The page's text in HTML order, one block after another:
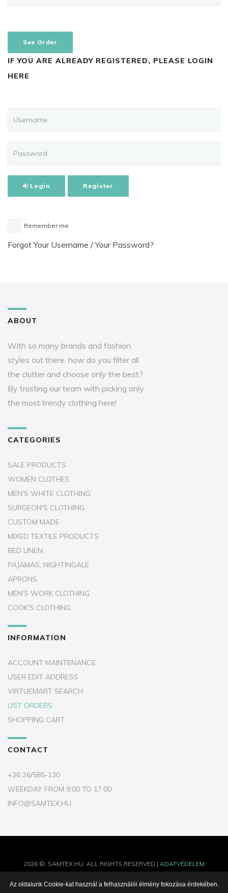
See Order
IF YOU ARE ALREADY REGISTERED, PLEASE LOGIN
HERE
Login Register
Remember me
ForgotYour Username /Your Password?
ABOUT
With so many brands and fashion
styles out there, how do you filter all
the clutter and choose only the best?
By trusting our team with picking only
the most trendy clothing here!
CATEGORIES
SALE PRODUCTS
WOMEN CLOTHES
MEN'S WHITE CLOTHING
SURGEON'S CLOTHING
CUSTOM MADE
MIXED TEXTILE PRODUCTS
BED LINEN
PAJAMAS, NIGHTINGALE
APRONS
MEN'S WORK CLOTHING
COOK'S CLOTHING
INFORMATION
ACCOUNT MAINTENANCE
USER EDIT ADDRESS
VIRTUEMART SEARCH
LIST ORDERS
SHOPPING CART
CONTACT
+36 26/585-130
WEEKDAY FROM 9:00 TO 17:00
INFO@SAMTEX.HU
2026 ©. SAMTEX.HU. ALL RIGHTS RESERVED | ADATVÉDELEM
Az oldalunk Cookie-kat használ a felhasználói élmény fokozása érdekében.